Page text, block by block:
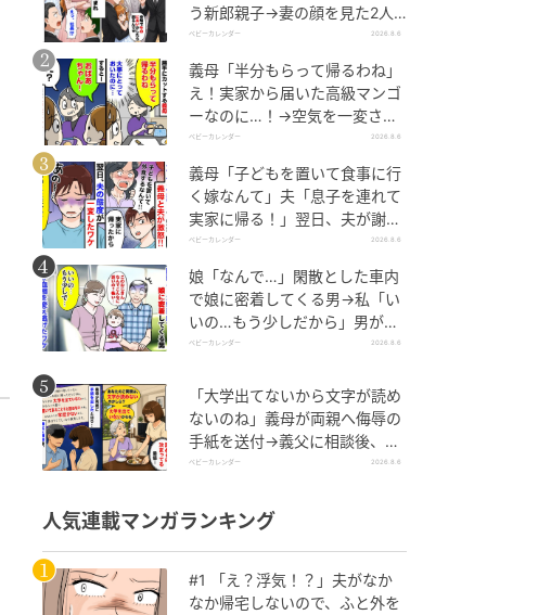
う新郎親子→妻の顔を見た2人
が絶句したワケ
ベビーカレンダー 2026.8.6
義母「半分もらって帰るわね」
え！実家から届いた高級マンゴ
ーなのに…！→空気を一変させ
た4歳娘の痛快な一言とは
ベビーカレンダー 2026.8.6
義母「子どもを置いて食事に行
く嫁なんて」夫「息子を連れて
実家に帰る！」翌日、夫が謝罪
してきたワケ
ベビーカレンダー 2026.8.6
娘「なんで…」閑散とした車内
で娘に密着してくる男→私「い
いの…もう少しだから」男が血
相を変え逃げたワケ
ベビーカレンダー 2026.8.6
「大学出てないから文字が読め
ないのね」義母が両親へ侮辱の
手紙を送付→義父に相談後、訪
れた末路とは
ベビーカレンダー 2026.8.6
人気連載マンガランキング
#1 「え？浮気！？」夫がなか
なか帰宅しないので、ふと外を